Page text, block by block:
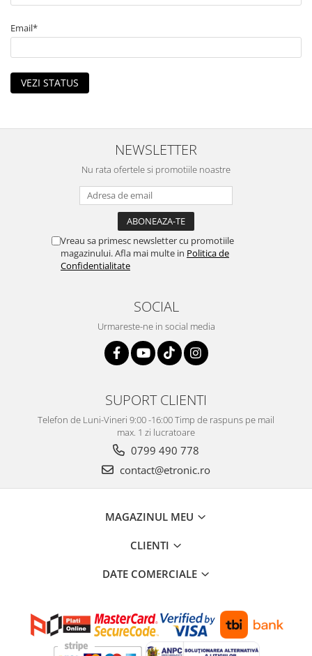
Email*
VEZI STATUS
NEWSLETTER
Nu rata ofertele si promotiile noastre
Vreau sa primesc newsletter cu promotiile
magazinului. Afla mai multe in Politica de
Confidentialitate
SOCIAL
Urmareste-ne in social media
SUPORT CLIENTI
Telefon de Luni-Vineri 9:00 -16:00 Timp de raspuns pe mail
max. 1 zi lucratoare
0799 490 778
contact@etronic.ro
MAGAZINUL MEU
CLIENTI
DATE COMERCIALE